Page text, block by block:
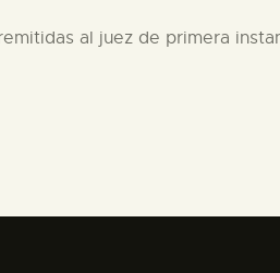
al juez de primera